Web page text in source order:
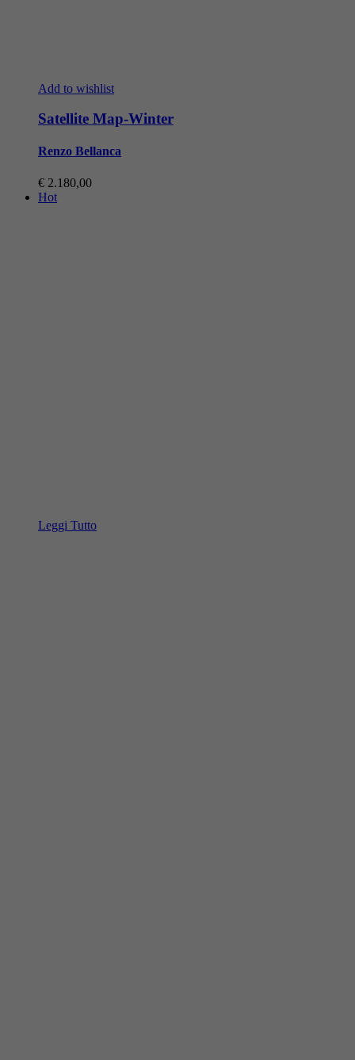
Add to wishlist
Satellite Map-Winter
Renzo Bellanca
€ 2.180,00
Hot
Leggi Tutto